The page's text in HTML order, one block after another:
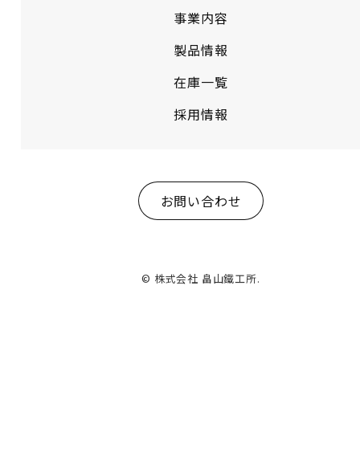
事業内容
製品情報
在庫一覧
採用情報
お問い合わせ
© 株式会社 畠山鐵工所.